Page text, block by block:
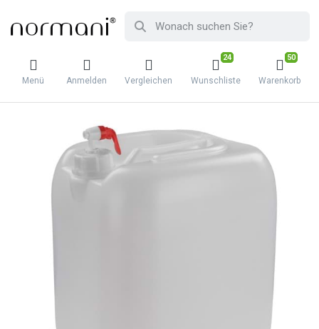
Menü Anmelden Vergleichen
24
Wunschliste
50
Warenkorb